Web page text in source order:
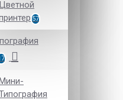
Цветной
57